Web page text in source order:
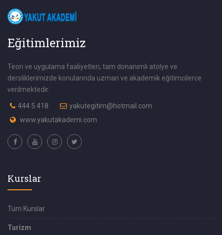
Eğitimlerimiz
Teori ve uygulama faaliyetleri, tam donanımlı atolye ve
dersliklerimizde konularında uzman ve akademik eğitimcilerce
verilmektedir.
444 5 418
yakutegitim@hotmail.com
www.yakutakademi.com
Kurslar
Tüm Kurslar
Turizm